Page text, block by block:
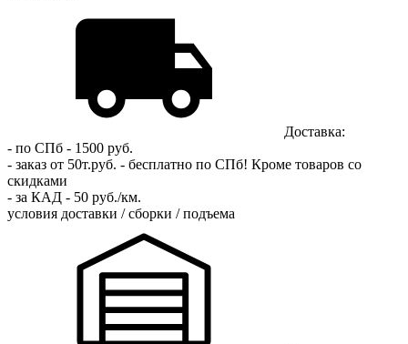
Доставка:
- по СПб - 1500 руб.
- заказ от 50т.руб. - бесплатно по СПб! Кроме товаров со
скидками
- за КАД - 50 руб./км.
условия доставки / сборки / подъема